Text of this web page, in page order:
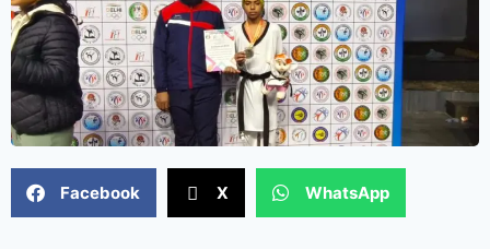
Facebook X WhatsApp